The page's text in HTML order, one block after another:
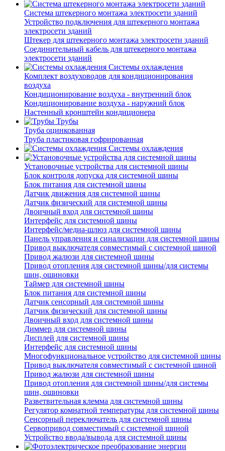
Система штекерного монтажа электросети зданий
Устройство подключения для штекерного монтажа
электросети зданий
Штекер для штекерного монтажа электросети зданий
Соединительный кабель для штекерного монтажа
электросети зданий
Системы охлаждения
Комплект воздуховодов для кондиционирования
воздуха
Кондиционирование воздуха - внутренний блок
Кондиционирование воздуха - наружний блок
Настенный кронштейн кондиционера
Трубы
Труба оцинкованная
Труба пластиковая гофрированная
Системы охлаждения
Установочные устройства для системной шины
Блок контроля допуска для системной шины
Блок питания для системной шины
Датчик движения для системной шины
Датчик физический для системной шины
Двоичный вход для системной шины
Интерфейс для системной шины
Интерфейс/медиа-шлюз для системной шины
Панель управления и синализации для системной шины
Привод выключателя совместимый с системной шиной
Привод жалюзи для системной шины
Привод отопления для системной шины/для системы
шин, ошиновки
Таймер для системной шины
Блок питания для системной шины
Датчик сенсорный для системной шины
Датчик физический для системной шины
Двоичный вход для системной шины
Диммер для системной шины
Дисплей для системной шины
Интерфейс для системной шины
Многофункциональное устройство для системной шины
Привод выключателя совместимый с системной шиной
Привод жалюзи для системной шины
Привод отопления для системной шины/для системы
шин, ошиновки
Разветвительная клемма для системной шины
Регулятор комнатной температуры для системной шины
Сенсорный переключатель для системной шины
Сервопривод совместимый с системной шиной
Устройство ввода/вывода для системной шины